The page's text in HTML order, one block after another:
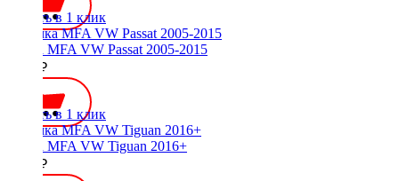
Купить в 1 клик
Рамка MFA VW Passat 2005-2015
2000 ₽
Купить в 1 клик
Рамка MFA VW Tiguan 2016+
2000 ₽